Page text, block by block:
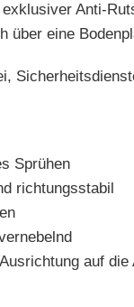
Anti-
über eine
Sprühen
richtungsstabil
auf